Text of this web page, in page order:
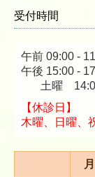
受付時間
午前 09:00 -
午後 15:00 -
土曜
【休診日】
木曜、日曜、
月